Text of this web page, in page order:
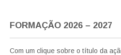
FORMAÇÃO 2026 – 2027
Com um clique sobre o título da